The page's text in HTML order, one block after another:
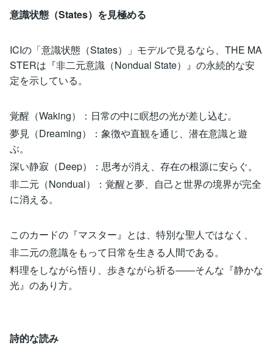
意識状態（States）を見極める
ICIの「意識状態（States）」モデルで見るなら、THE MA
STERは『非二元意識（Nondual State）』の永続的な安
定を示している。
覚醒（Waking）：日常の中に瞑想の光が差し込む。
夢見（Dreaming）：象徴や直観を通じ、潜在意識と遊
ぶ。
深い静寂（Deep）：思考が消え、存在の根源に安らぐ。
非二元（Nondual）：覚醒と夢、自己と世界の境界が完全
に消える。
このカードの『マスター』とは、特別な聖人ではなく、
非二元の意識をもって日常を生きる人間である。
料理をしながら悟り、歩きながら祈る――そんな『静かな
光』のあり方。
詩的な読み